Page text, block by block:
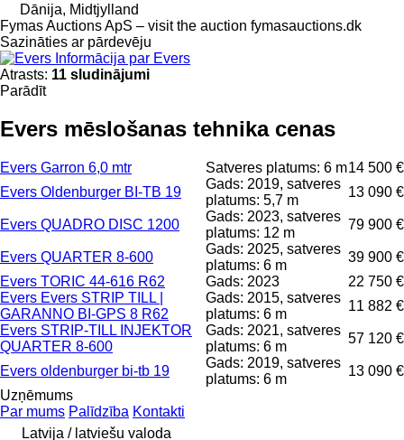
Dānija, Midtjylland
Fymas Auctions ApS – visit the auction fymasauctions.dk
Sazināties ar pārdevēju
Informācija par Evers
Atrasts: 11 sludinājumi
Parādīt
Evers mēslošanas tehnika cenas
Evers Garron 6,0 mtr Satveres platums: 6 m14 500 €
Evers Oldenburger BI-TB 19
Gads: 2019, satveres
platums: 5,7 m
13 090 €
Evers QUADRO DISC 1200
Gads: 2023, satveres
platums: 12 m
79 900 €
Evers QUARTER 8-600
Gads: 2025, satveres
platums: 6 m
39 900 €
Evers TORIC 44-616 R62
Gads: 2023
22 750 €
Evers Evers STRIP TILL |
GARANNO BI-GPS 8 R62
Gads: 2015, satveres
platums: 6 m
11 882 €
Evers STRIP-TILL INJEKTOR
QUARTER 8-600
Gads: 2021, satveres
platums: 6 m
57 120 €
Evers oldenburger bi-tb 19
Gads: 2019, satveres
platums: 6 m
13 090 €
Uzņēmums
Par mums Palīdzība Kontakti
Latvija / latviešu valoda